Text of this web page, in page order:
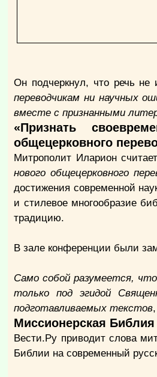
Он подчеркнул, что речь не
переводчикам ни научных
вместе с признанными
«Признать
общецерковного
Митрополит Иларион
нового общецерковного
достижения современной
и стилевое многообразие
традицию.
В зале конференции были
Само собой разумеется,
только под эгидой
подготавливаемых текстов
Миссионерская Библия
Вести.Ру приводит слова
Библии на современный